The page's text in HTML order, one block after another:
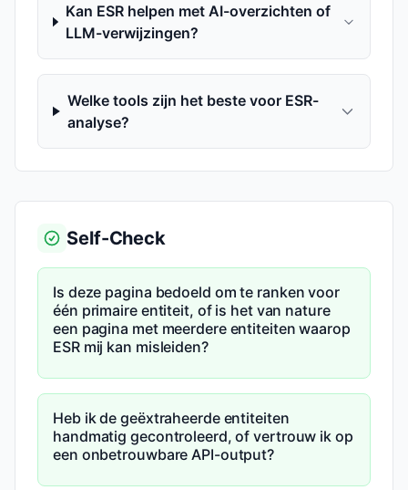
Kan ESR helpen met AI-overzichten of
LLM-verwijzingen?
Welke tools zijn het beste voor ESR-
analyse?
Self-Check
Is deze pagina bedoeld om te ranken voor
één primaire entiteit, of is het van nature
een pagina met meerdere entiteiten waarop
ESR mij kan misleiden?
Heb ik de geëxtraheerde entiteiten
handmatig gecontroleerd, of vertrouw ik op
een onbetrouwbare API-output?